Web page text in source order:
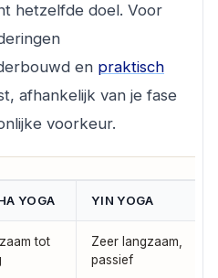
hetzelfde doel. Voor
en praktisch
afhankelijk van je fase
voorkeur.
YOGA YIN YOGA
tot
Zeer langzaam,
passief